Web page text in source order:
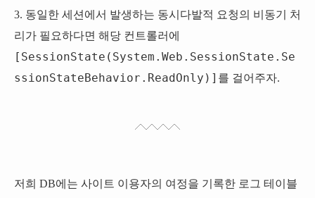
3. 동일한 세션에서 발생하는 동시다발적 요청의 비동기 처
리가 필요하다면 해당 컨트롤러에
[SessionState(System.Web.SessionState.Se
ssionStateBehavior.ReadOnly)] 를 걸어주자.
저희 DB에는 사이트 이용자의 여정을 기록한 로그 테이블